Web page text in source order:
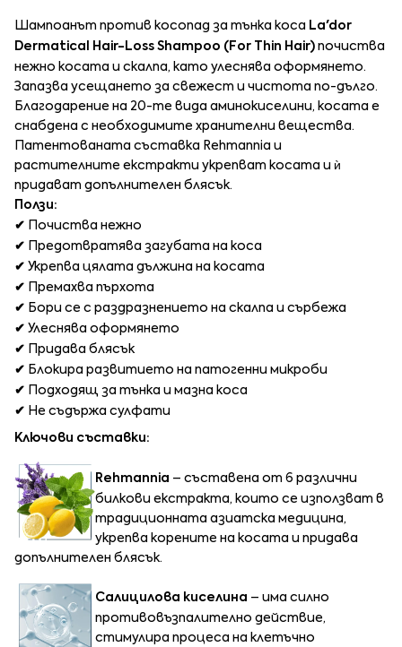
Шампоанът против косопад за тънка коса La'dor
Dermatical Hair-Loss Shampoo (For Thin Hair) почиства
нежно косата и скалпа, като улеснява оформянето.
Запазва усещането за свежест и чистота по-дълго.
Благодарение на 20-те вида аминокиселини, косата е
снабдена с необходимите хранителни вещества.
Патентованата съставка Rehmannia и
растителните екстракти укрепват косата и ѝ
придават допълнителен блясък.
Ползи:
✔
Почиства нежно
✔
Предотвратява загубата на коса
✔ Укрепва цялата дължина на косата
✔
Премахва пърхота
✔ Бори се с раздразнението на скалпа и сърбежа
✔ Улеснява оформянето
✔
Придава блясък
✔ Блокира развитието на патогенни микроби
✔
Подходящ за тънка и мазна коса
✔ Не съдържа сулфати
Ключови съставки:
Rehmannia – съставена от 6 различни
билкови екстракта, които се използват в
традиционната азиатска медицина,
укрепва корените на косата и придава
допълнителен блясък.
Салицилова киселина – има силно
противовъзпалително действие,
стимулира процеса на клетъчно